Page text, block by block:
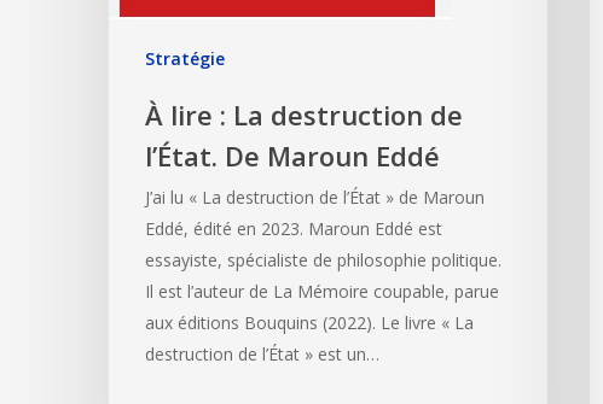
Stratégie
À lire : La destruction de
l’État. De Maroun Eddé
J’ai lu « La destruction de l’État » de Maroun
Eddé, édité en 2023. Maroun Eddé est
essayiste, spécialiste de philosophie politique.
Il est l’auteur de La Mémoire coupable, parue
aux éditions Bouquins (2022). Le livre « La
destruction de l’État » est un…